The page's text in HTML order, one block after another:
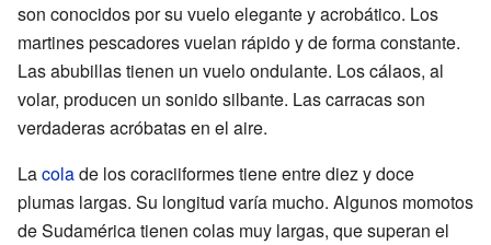
son conocidos por su vuelo elegante y acrobático. Los
martines pescadores vuelan rápido y de forma constante.
Las abubillas tienen un vuelo ondulante. Los cálaos, al
volar, producen un sonido silbante. Las carracas son
verdaderas acróbatas en el aire.
Lacolade los coraciiformes tiene entre diez y doce
plumas largas. Su longitud varía mucho. Algunos momotos
de Sudamérica tienen colas muy largas, que superan el